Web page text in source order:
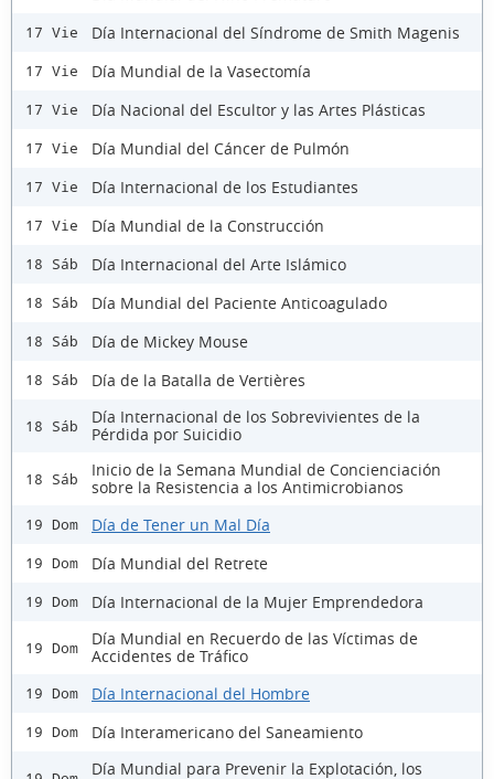
17 Vie Día Internacional del Síndrome de Smith Magenis
17 Vie Día Mundial de la Vasectomía
17 Vie Día Nacional del Escultor y las Artes Plásticas
17 Vie Día Mundial del Cáncer de Pulmón
17 Vie Día Internacional de los Estudiantes
17 Vie Día Mundial de la Construcción
18 Sáb Día Internacional del Arte Islámico
18 Sáb Día Mundial del Paciente Anticoagulado
18 Sáb Día de Mickey Mouse
18 Sáb Día de la Batalla de Vertières
18 Sáb
Día Internacional de los Sobrevivientes de la
Pérdida por Suicidio
18 Sáb
Inicio de la Semana Mundial de Concienciación
sobre la Resistencia a los Antimicrobianos
19 Dom Día de Tener un Mal Día
19 Dom Día Mundial del Retrete
19 Dom Día Internacional de la Mujer Emprendedora
19 Dom
Día Mundial en Recuerdo de las Víctimas de
Accidentes de Tráfico
19 Dom Día Internacional del Hombre
19 Dom Día Interamericano del Saneamiento
Día Mundial para Prevenir la Explotación, los